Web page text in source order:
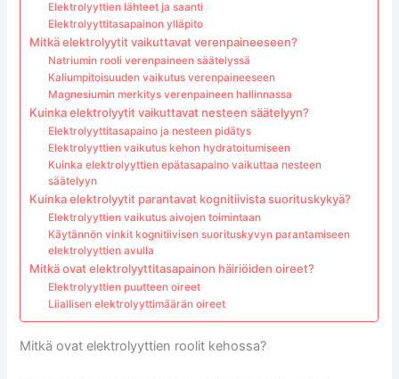
Elektrolyyttien lähteet ja saanti
Elektrolyyttitasapainon ylläpito
Mitkä elektrolyytit vaikuttavat verenpaineeseen?
Natriumin rooli verenpaineen säätelyssä
Kaliumpitoisuuden vaikutus verenpaineeseen
Magnesiumin merkitys verenpaineen hallinnassa
Kuinka elektrolyytit vaikuttavat nesteen säätelyyn?
Elektrolyyttitasapaino ja nesteen pidätys
Elektrolyyttien vaikutus kehon hydratoitumiseen
Kuinka elektrolyyttien epätasapaino vaikuttaa nesteen
säätelyyn
Kuinka elektrolyytit parantavat kognitiivista suorituskykyä?
Elektrolyyttien vaikutus aivojen toimintaan
Käytännön vinkit kognitiivisen suorituskyvyn parantamiseen
elektrolyyttien avulla
Mitkä ovat elektrolyyttitasapainon häiriöiden oireet?
Elektrolyyttien puutteen oireet
Liiallisen elektrolyyttimäärän oireet
Mitkä ovat elektrolyyttien roolit kehossa?